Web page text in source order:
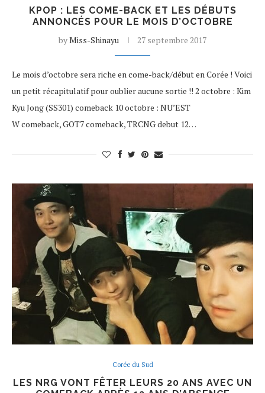
KPOP : LES COME-BACK ET LES DÉBUTS
ANNONCÉS POUR LE MOIS D’OCTOBRE
byMiss-Shinayu 27 septembre 2017
Le mois d’octobre sera riche en come-back/début en Corée ! Voici
un petit récapitulatif pour oublier aucune sortie !! 2 octobre : Kim
Kyu Jong (SS301) comeback 10 octobre : NU’EST
W comeback, GOT7 comeback, TRCNG debut 12…
Corée du Sud
LES NRG VONT FÊTER LEURS 20 ANS AVEC UN